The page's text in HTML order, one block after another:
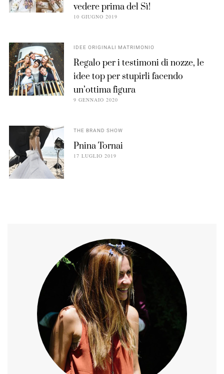
vedere prima del Sì!
10 GIUGNO 2019
IDEE ORIGINALI MATRIMONIO
Regalo per i testimoni di nozze, le
idee top per stupirli facendo
un’ottima figura
9 GENNAIO 2020
THE BRAND SHOW
Pnina Tornai
17 LUGLIO 2019